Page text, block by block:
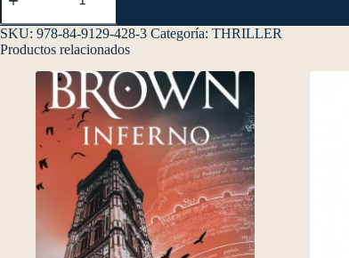
SKU: 978-84-9129-428-3 Categoría: THRILLER
Productos relacionados